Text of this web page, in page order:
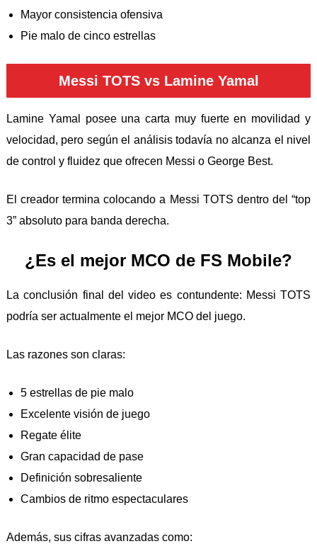
Mayor consistencia ofensiva
Pie malo de cinco estrellas
Messi TOTS vs Lamine Yamal
Lamine Yamal
posee una carta muy fuerte en movilidad y
velocidad, pero según el análisis todavía no alcanza el nivel
de control y fluidez que ofrecen Messi o George Best.
El creador termina colocando a Messi TOTS dentro del “top
3” absoluto para banda derecha.
¿Es el mejor MCO de FS Mobile?
La conclusión final del video es contundente: Messi TOTS
podría ser actualmente el mejor MCO del juego.
Las razones son claras:
5 estrellas de pie malo
Excelente visión de juego
Regate élite
Gran capacidad de pase
Definición sobresaliente
Cambios de ritmo espectaculares
Además, sus cifras avanzadas como: